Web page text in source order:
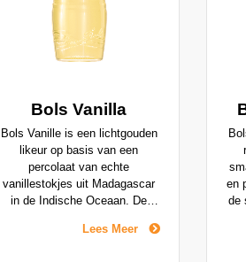
Bols Vanilla
Bols Vanille is een lichtgouden
likeur op basis van een
percolaat van echte
vanillestokjes uit Madagascar
in de Indische Oceaan. De
smaak met een vleugje citrus,
Lees Meer
en
de